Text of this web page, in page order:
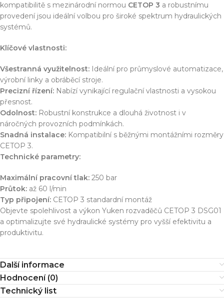
kompatibilitě s mezinárodní normou CETOP 3 a robustnímu
provedení jsou ideální volbou pro široké spektrum hydraulických
systémů.
Klíčové vlastnosti:
Všestranná využitelnost: Ideální pro průmyslové automatizace,
výrobní linky a obráběcí stroje.
Precizní řízení: Nabízí vynikající regulační vlastnosti a vysokou
přesnost.
Odolnost: Robustní konstrukce a dlouhá životnost i v
náročných provozních podmínkách.
Snadná instalace: Kompatibilní s běžnými montážními rozměry
CETOP 3.
Technické parametry:
Maximální pracovní tlak: 250 bar
Průtok: až 60 l/min
Typ připojení: CETOP 3 standardní montáž
Objevte spolehlivost a výkon Yuken rozvaděčů CETOP 3 DSG01
a optimalizujte své hydraulické systémy pro vyšší efektivitu a
produktivitu.
Další informace
Hodnocení (0)
Technický list